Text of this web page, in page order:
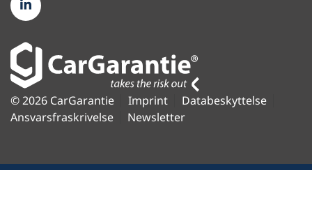
© 2026 CarGarantie Imprint
Databeskyttelse
Ansvarsfraskrivelse
Newsletter